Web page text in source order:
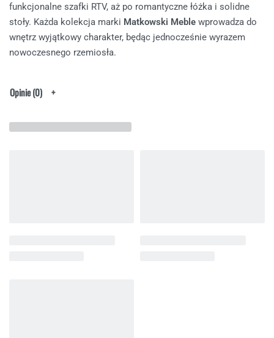
funkcjonalne szafki RTV, aż po romantyczne łóżka i solidne
stoły. Każda kolekcja marki Matkowski Meble wprowadza do
wnętrz wyjątkowy charakter, będąc jednocześnie wyrazem
nowoczesnego rzemiosła.
Opinie (0)
Podobne produkty